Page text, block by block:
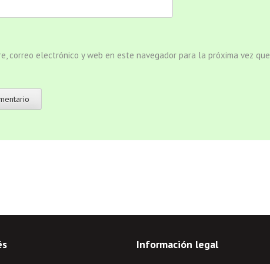
correo electrónico y web en este navegador para la próxima vez que
Información legal